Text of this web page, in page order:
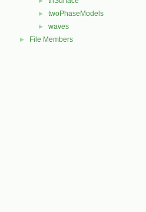
► twoPhaseModels
► waves
► File Members